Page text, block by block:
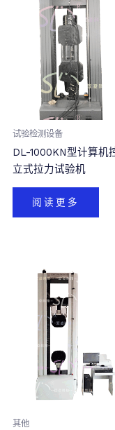
试验检测设备
DL-1000KN型计算机
立式拉力试验机
阅读更多
其他